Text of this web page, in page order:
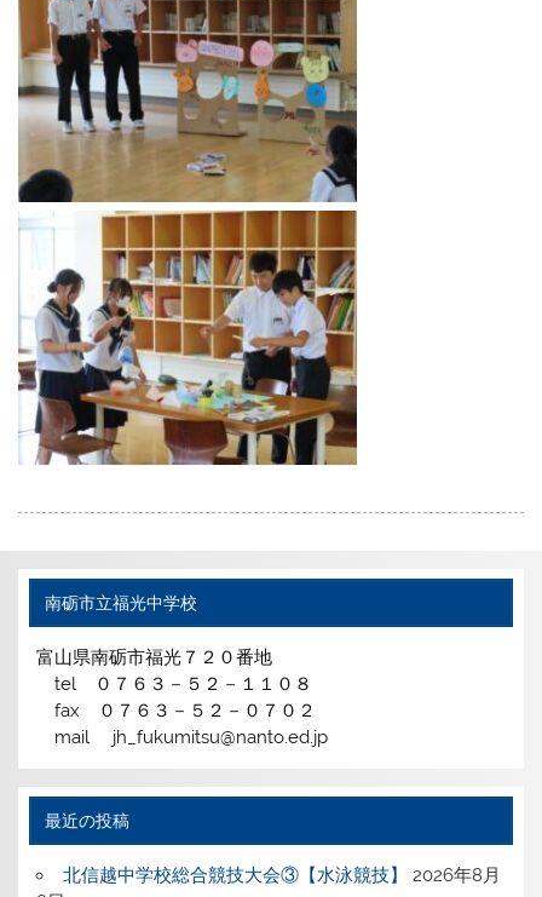
南砺市立福光中学校
富山県南砺市福光７２０番地
tel ０７６３－５２－１１０８
fax ０７６３－５２－０７０２
mail jh_fukumitsu@nanto.ed.jp
最近の投稿
北信越中学校総合競技大会③【水泳競技】
2026年8月